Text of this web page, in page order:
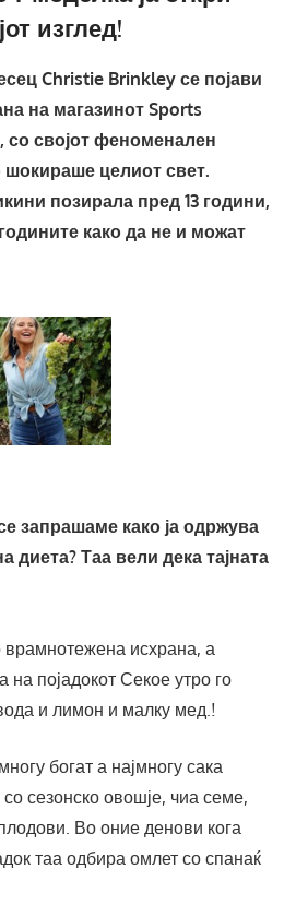
изглед!
Christie Brinkley се појави
на магазинот Sports
со својот феноменален
шокираше целиот свет.
позирала пред 13 години,
како да не и можат
запрашаме како ја одржува
диета? Таа вели дека тајната
исхрана, а
на појадокот Секое утро го
и лимон и малку мед.!
богат а најмногу сака
со сезонско овошје, чиа семе,
Во оние денови кога
таа одбира омлет со спанаќ